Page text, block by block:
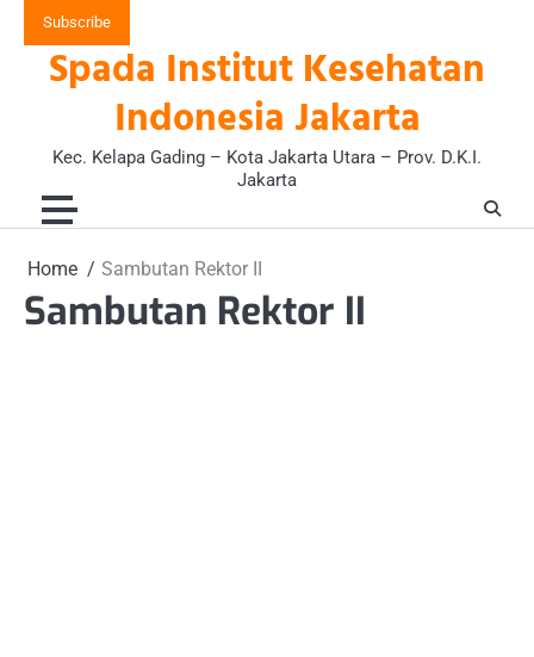
content
Subscribe
Spada Institut Kesehatan
Indonesia Jakarta
Kec. Kelapa Gading – Kota Jakarta Utara – Prov. D.K.I.
Jakarta
Home Sambutan Rektor II
Sambutan Rektor II